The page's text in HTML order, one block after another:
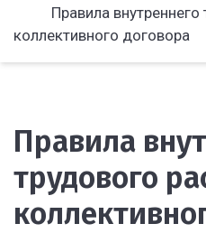
Правила
коллективного договора
Правила
трудового